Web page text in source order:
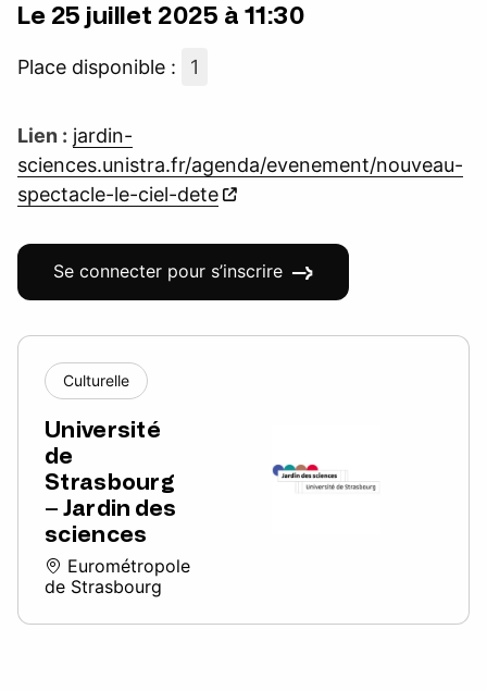
Le 25 juillet 2025 à 11:30
Place disponible : 1
Lien : jardin-
sciences.unistra.fr/agenda/evenement/nouveau-
spectacle-le-ciel-dete
Se connecter pour s’inscrire
Culturelle
Université
de
Strasbourg
– Jardin des
sciences
Eurométropole
de Strasbourg